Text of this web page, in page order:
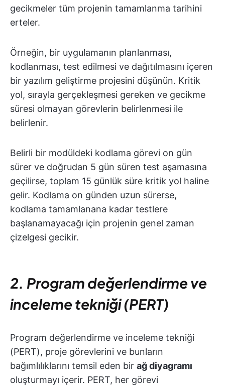
gecikmeler tüm projenin tamamlanma tarihini
erteler.
Örneğin, bir uygulamanın planlanması,
kodlanması, test edilmesi ve dağıtılmasını içeren
bir yazılım geliştirme projesini düşünün. Kritik
yol, sırayla gerçekleşmesi gereken ve gecikme
süresi olmayan görevlerin belirlenmesi ile
belirlenir.
Belirli bir modüldeki kodlama görevi on gün
sürer ve doğrudan 5 gün süren test aşamasına
geçilirse, toplam 15 günlük süre kritik yol haline
gelir. Kodlama on günden uzun sürerse,
kodlama tamamlanana kadar testlere
başlanamayacağı için projenin genel zaman
çizelgesi gecikir.
2. Program değerlendirme ve
inceleme tekniği (PERT)
Program değerlendirme ve inceleme tekniği
(PERT), proje görevlerini ve bunların
bağımlılıklarını temsil eden bir ağ diyagramı
oluşturmayı içerir. PERT, her görevi